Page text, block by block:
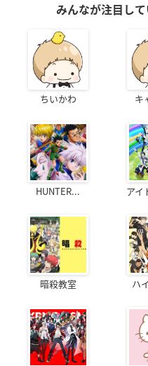
みんなが注目し
ちいかわ キ
HUNTER... アイ
暗殺教室 ハ